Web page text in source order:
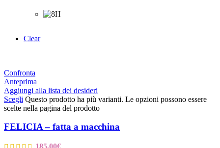
Clear
Confronta
Anteprima
Aggiungi alla lista dei desideri
Scegli Questo prodotto ha più varianti. Le opzioni possono essere
scelte nella pagina del prodotto
FELICIA – fatta a macchina
185,00€